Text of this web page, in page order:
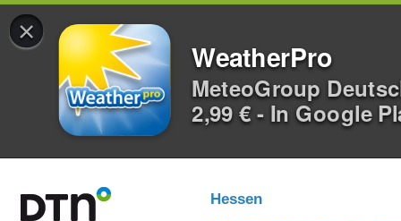
×
WeatherPro
MeteoGroup
2,99 € - In Google
Hessen